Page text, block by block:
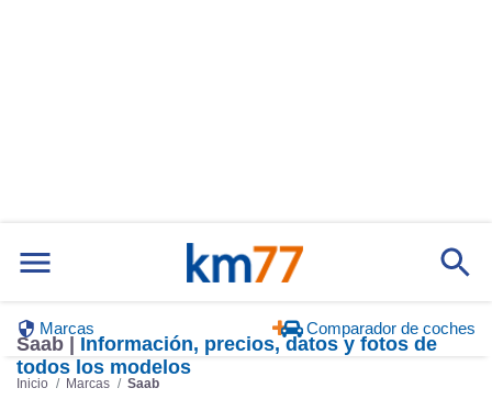
Marcas Comparador de coches
Inicio Marcas Saab
Saab | Información, precios, datos y fotos de
todos los modelos